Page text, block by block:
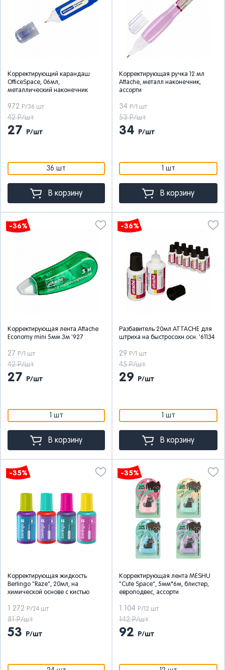
Корректирующий карандаш
OfficeSpace, 06мл,
металлический наконечник
972 Р/36 шт
42 Р/шт
27 Р/шт
36 шт
В корзину
Корректирующая ручка 12 мл
Attache, металл наконечник,
ассорти
34 Р/1 шт
53 Р/шт
34 Р/шт
1 шт
В корзину
-36%
Корректирующая лента Attache
Economy mini 5мм 3м '927
27 Р/1 шт
42 Р/шт
27 Р/шт
1 шт
В корзину
-36%
Разбавитель 20мл ATTACHE для
штриха на быстросохн.осн. '61134
29 Р/1 шт
45 Р/шт
29 Р/шт
1 шт
В корзину
-35%
Корректирующая жидкость
Berlingo "Raze", 20мл, на
химической основе с кистью
1 272 Р/24 шт
81 Р/шт
53 Р/шт
-35%
Корректирующая лента MESHU
"Cute Space", 5мм*6м, блистер,
европодвес, ассорти
1 104 Р/12 шт
142 Р/шт
92 Р/шт